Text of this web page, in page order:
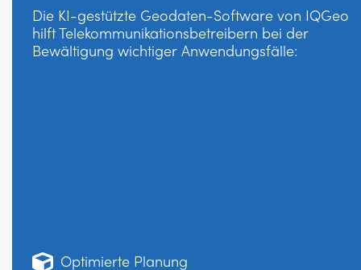
Die KI-gestützte Geodaten-Software von IQGeo
hilft Telekommunikationsbetreibern bei der
Bewältigung wichtiger Anwendungsfälle:
Optimierte Planung